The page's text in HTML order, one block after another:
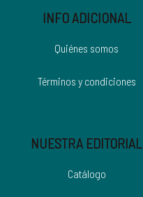
INFO ADICIONAL
Quiénes somos
Términos y condiciones
NUESTRA EDITORIAL
Catálogo